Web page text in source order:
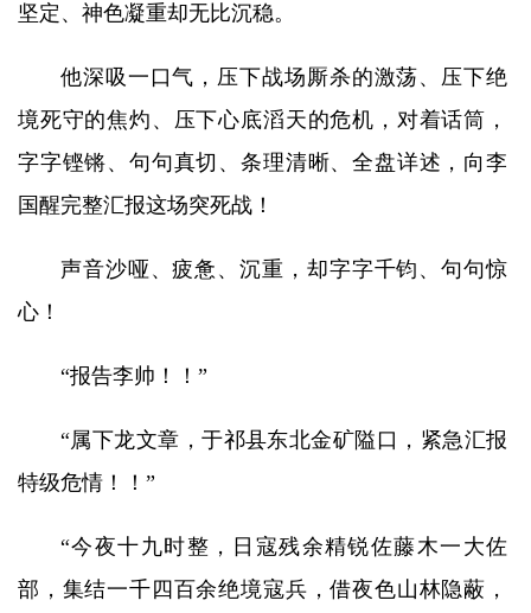
坚定、神色凝重却无比沉稳。
他深吸一口气，压下战场厮杀的激荡、压下绝
境死守的焦灼、压下心底滔天的危机，对着话筒，
字字铿锵、句句真切、条理清晰、全盘详述，向李
国醒完整汇报这场突死战！
声音沙哑、疲惫、沉重，却字字千钧、句句惊
心！
“报告李帅！！”
“属下龙文章，于祁县东北金矿隘口，紧急汇报
特级危情！！”
“今夜十九时整，日寇残余精锐佐藤木一大佐
部，集结一千四百余绝境寇兵，借夜色山林隐蔽，